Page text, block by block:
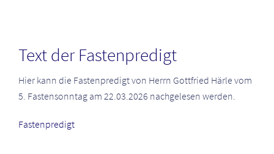
Text der Fastenpredigt
Hier kann die Fastenpredigt von Herrn Gottfried Härle vom
5. Fastensonntag am 22.03.2026 nachgelesen werden.
Fastenpredigt